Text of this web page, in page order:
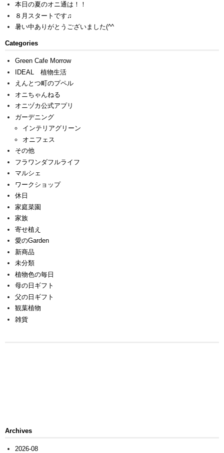
本日の夏のオニ通は！！
８月スタートです♫
暑い中ありがとうございました(^^ゞ
Categories
Green Cafe Morrow
IDEAL 植物生活
えんとつ町のプペル
オニちゃんねる
オニヅカ公式アプリ
ガーデニング
インテリアグリーン
オニフェス
その他
フラワンダフルライフ
マルシェ
ワークショップ
休日
家庭菜園
家族
寄せ植え
愛のGarden
新商品
未分類
植物色の毎日
母の日ギフト
父の日ギフト
観葉植物
雑貨
Archives
2026-08